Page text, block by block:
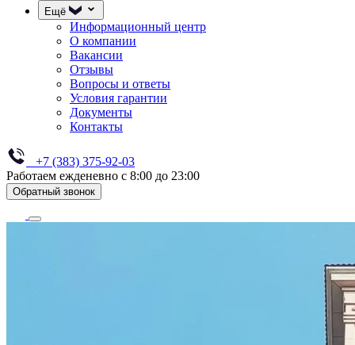
Ещё
Информационный центр
О компании
Вакансии
Отзывы
Вопросы и ответы
Условия гарантии
Документы
Контакты
+7 (383) 375-92-03
Работаем ежденевно с 8:00 до 23:00
Обратный звонок